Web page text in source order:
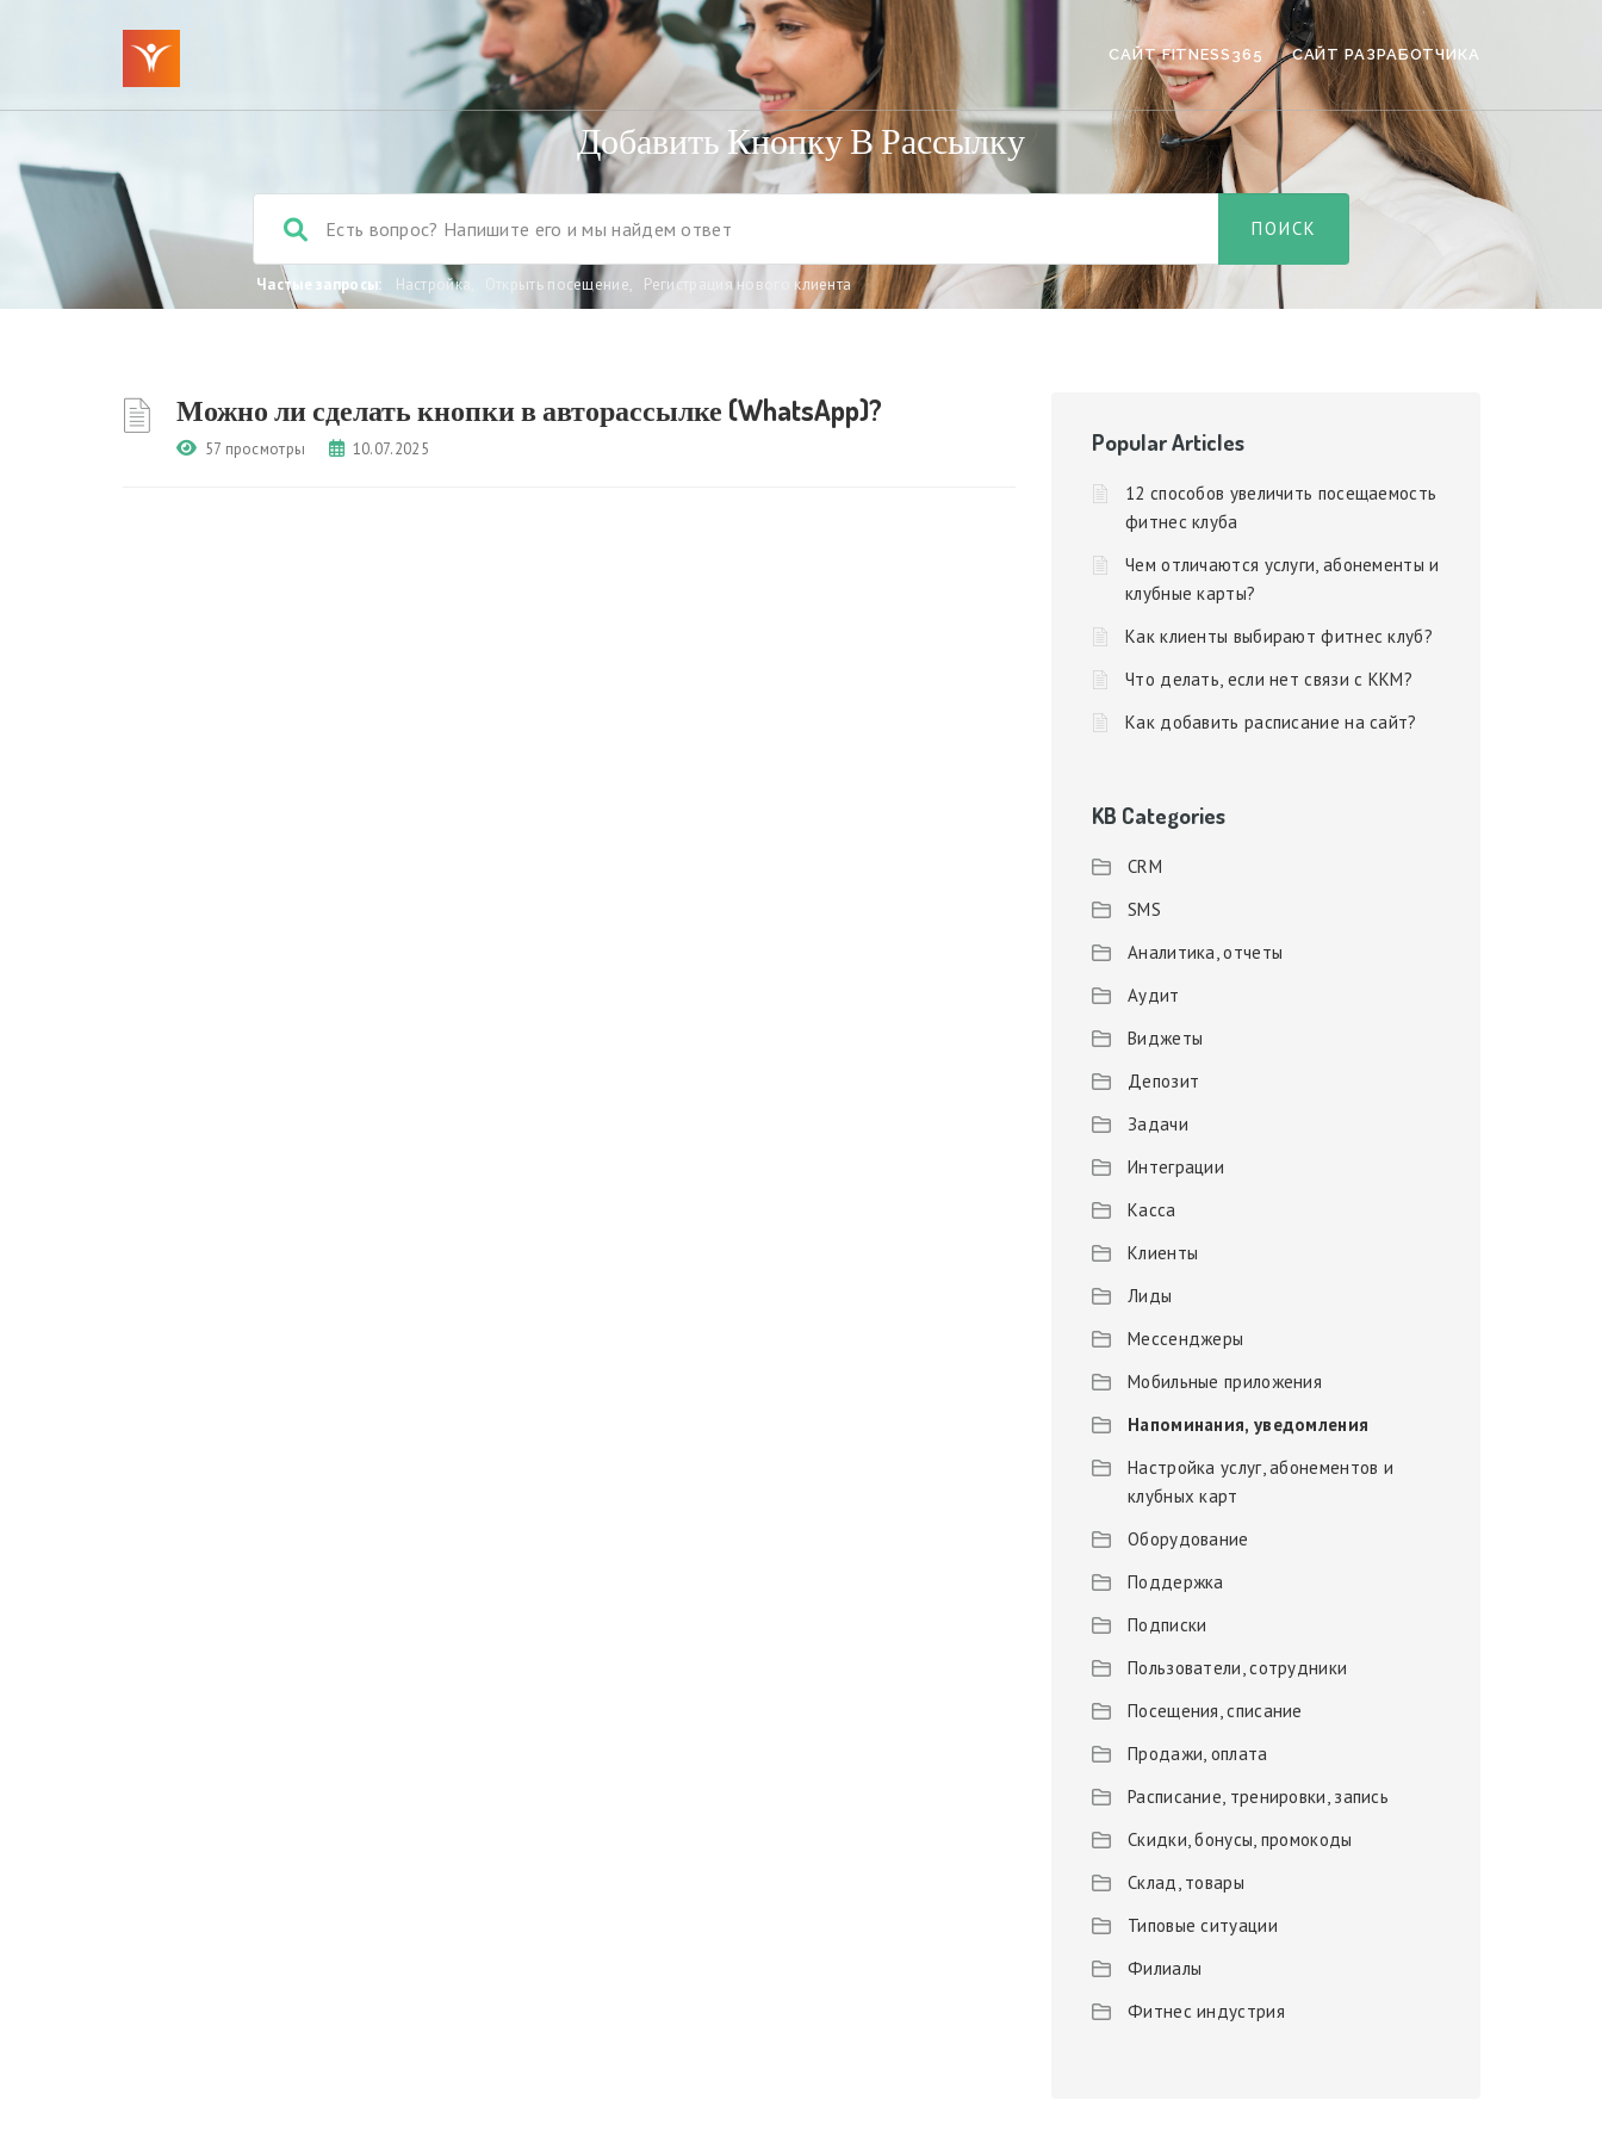
САЙТ FITNESS365 САЙТ РАЗРАБОТЧИКА
Добавить Кнопку В Рассылку
Частые запросы: Настройка Открыть посещение, Регистрация нового клиента
Можно ли сделать кнопки в авторассылке (WhatsApp)?
57 просмотры 10.07.2025 Popular Articles
12 способов увеличить посещаемость
фитнес клуба
Чем отличаются услуги, абонементы и
клубные карты?
Как клиенты выбирают фитнес клуб?
Что делать, если нет связи с ККМ?
Как добавить расписание на сайт?
KB Categories
CRM
SMS
Аналитика, отчеты
Аудит
Виджеты
Депозит
Задачи
Интеграции
Касса
Клиенты
Лиды
Мессенджеры
Мобильные приложения
Напоминания, уведомления
Настройка услуг, абонементов и
клубных карт
Оборудование
Поддержка
Подписки
Пользователи, сотрудники
Посещения, списание
Продажи, оплата
Расписание, тренировки, запись
Скидки, бонусы, промокоды
Склад, товары
Типовые ситуации
Филиалы
Фитнес индустрия